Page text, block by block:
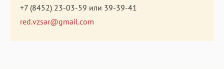
+7 (8452) 23-03-59 или 39-39-41
red.vzsar@gmail.com